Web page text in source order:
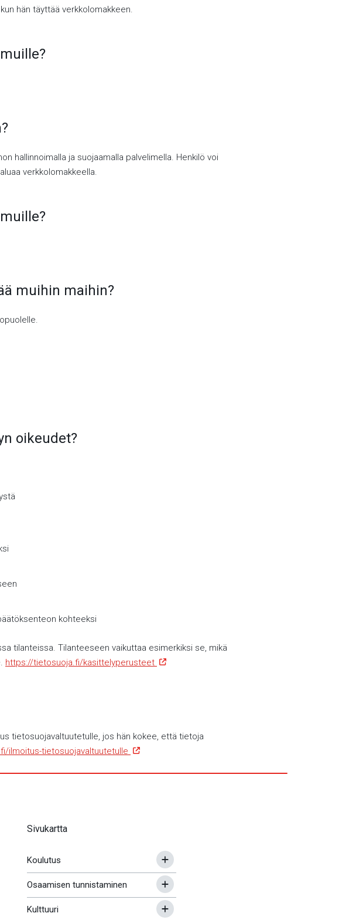
hän täyttää verkkolomakkeen.
hallinnoimalla ja suojaamalla palvelimella. Henkilö voi
verkkolomakkeella.
muihin maihin?
oikeudet?
kohteeksi
tilanteissa. Tilanteeseen vaikuttaa esimerkiksi se, mikä
https://tietosuoja.fi/kasittelyperusteet
tietosuojavaltuutetulle, jos hän kokee, että tietoja
ilmoitus-tietosuojavaltuutetulle
Sivukartta
Koulutus
Osaamisen tunnistaminen
Kulttuuri